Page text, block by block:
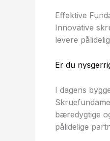
Effektive
Innovative
levere
Er du
I dagens
bæredygtige
pålidelige